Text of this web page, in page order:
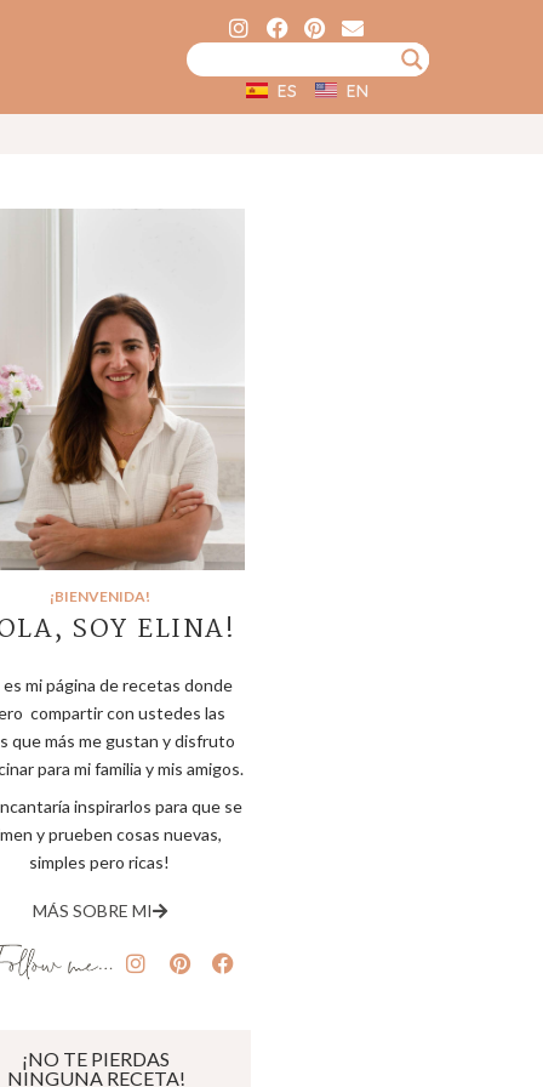
ES EN
¡BIENVENIDA!
SOY ELINA!
es mi página de recetas donde
compartir con ustedes las
que más me gustan y disfruto
para mi familia y mis amigos.
inspirarlos para que se
y prueben cosas nuevas,
simples pero ricas!
MÁS SOBRE MI
¡NO TE PIERDAS
NINGUNA RECETA!